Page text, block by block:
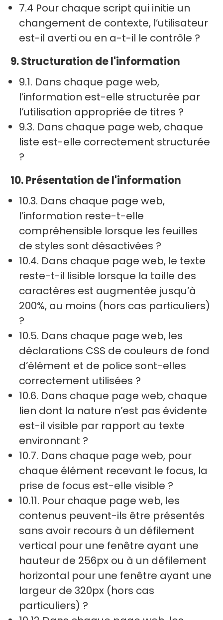
7.4 Pour chaque script qui initie un
changement de contexte, l’utilisateur
est-il averti ou en a-t-il le contrôle ?
9. Structuration de l'information
9.1. Dans chaque page web,
l’information est-elle structurée par
l’utilisation appropriée de titres ?
9.3. Dans chaque page web, chaque
liste est-elle correctement structurée
?
10. Présentation de l'information
10.3. Dans chaque page web,
l’information reste-t-elle
compréhensible lorsque les feuilles
de styles sont désactivées ?
10.4. Dans chaque page web, le texte
reste-t-il lisible lorsque la taille des
caractères est augmentée jusqu’à
200%, au moins (hors cas particuliers)
?
10.5. Dans chaque page web, les
déclarations CSS de couleurs de fond
d’élément et de police sont-elles
correctement utilisées ?
10.6. Dans chaque page web, chaque
lien dont la nature n’est pas évidente
est-il visible par rapport au texte
environnant ?
10.7. Dans chaque page web, pour
chaque élément recevant le focus, la
prise de focus est-elle visible ?
10.11. Pour chaque page web, les
contenus peuvent-ils être présentés
sans avoir recours à un défilement
vertical pour une fenêtre ayant une
hauteur de 256px ou à un défilement
horizontal pour une fenêtre ayant une
largeur de 320px (hors cas
particuliers) ?